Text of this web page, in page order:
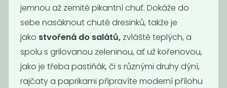
Fazole bílá
střední máslová
Fazole mungo
jemnou až zemitě pikantní chuť. Dokáže do
sebe nasáknout chutě dresinků, takže je
jako stvořená do salátů, zvláště teplých, a
spolu s grilovanou zeleninou, ať už kořenovou,
jako je třeba pastiňák, či s různými druhy dýní,
rajčaty a paprikami připravíte moderní přílohu